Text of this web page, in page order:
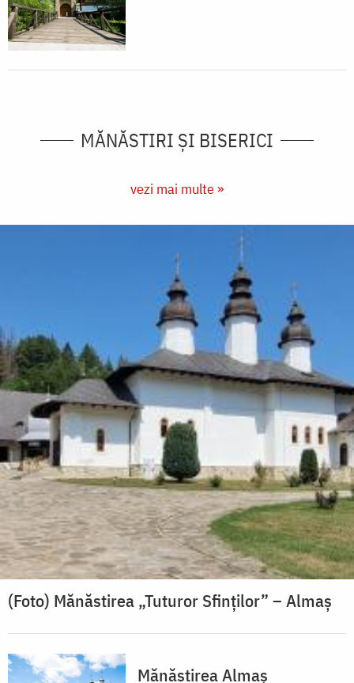
MĂNĂSTIRI ȘI BISERICI
vezi mai multe »
(Foto) Mănăstirea „Tuturor Sfinților” – Almaș
Mănăstirea Almaș